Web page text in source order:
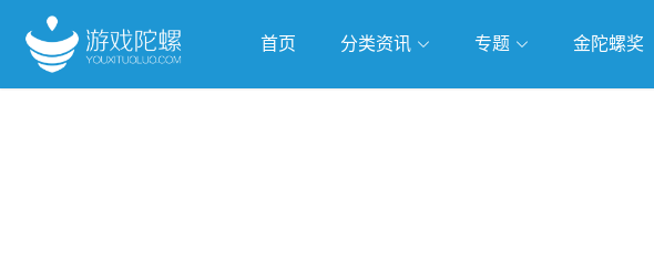
首页 分类资讯 专题 金陀螺奖